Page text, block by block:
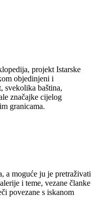
projekt Istarske
objedinjeni i
svekolika baština,
značajke cijelog
granicama.
a moguće ju je pretraživati
i teme, vezane članke
povezane s iskanom